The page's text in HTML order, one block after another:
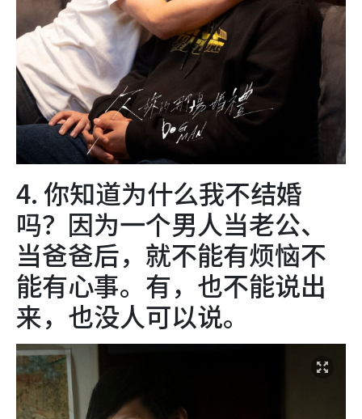
4. 你知道为什么我不结婚
吗？因为一个男人当老公、
当爸爸后，就不能有烦恼不
能有心事。有，也不能说出
来，也没人可以说。